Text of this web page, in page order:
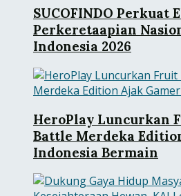
SUCOFINDO Perkuat
Perkeretaapian
Indonesia 2026
HeroPlay Luncurkan
Battle Merdeka
Indonesia Bermain